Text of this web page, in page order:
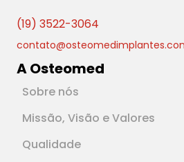
(19) 3522-3064
A Osteomed
Sobre nós
Missão, Visão e Valores
Qualidade